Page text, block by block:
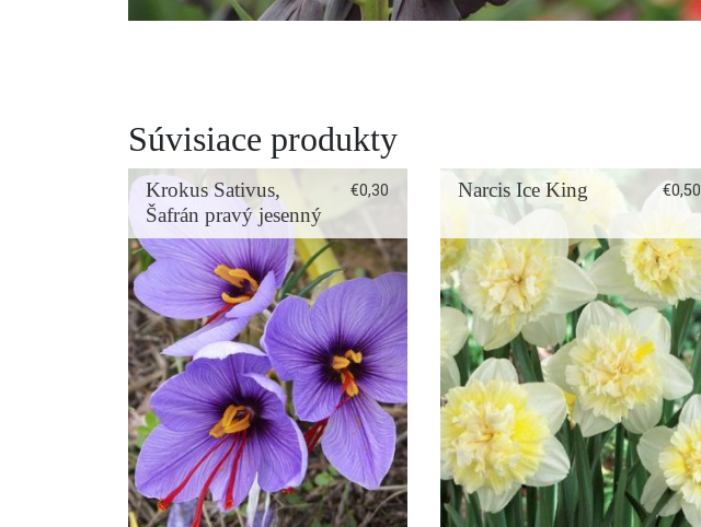
Súvisiace produkty
Krokus Sativus,
Šafrán pravý jesenný
€0,30 Narcis Ice King
Ceny pre veľkoobchodných partnerov
uvádzame bez DPH
Expedujeme po 10. septembri 2022
Objednávky uzatvárame 30. júna 2022
€0,50
Veľkosť cibule: 5/6
Výška: 10 cm
Hĺbka sadenia: 3-5 cm
Čas sadenia: jeseň
Čas kvitnutia: jar
Stanovisko: slnko, polotieň
Pôda: priepustná
Mrazuvzdornosť: áno